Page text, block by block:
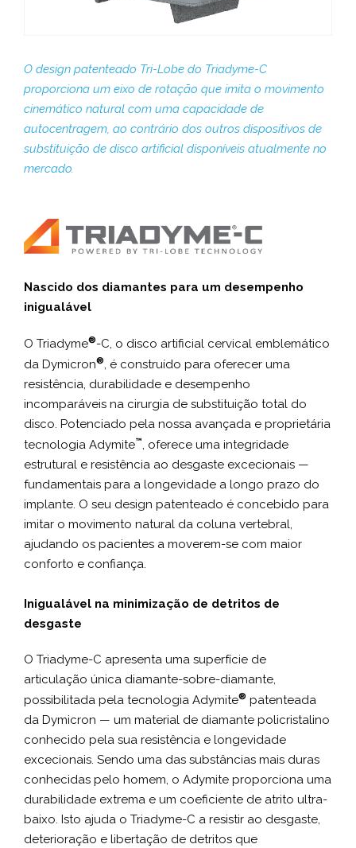
O design patenteado Tri-Lobe do Triadyme-C
proporciona um eixo de rotação que imita o movimento
cinemático natural com uma capacidade de
autocentragem, ao contrário dos outros dispositivos de
substituição de disco artificial disponíveis atualmente no
mercado.
Nascido dos diamantes para um desempenho
inigualável
O Triadyme®-C, o disco artificial cervical emblemático
da Dymicron®, é construído para oferecer uma
resistência, durabilidade e desempenho
incomparáveis na cirurgia de substituição total do
disco. Potenciado pela nossa avançada e proprietária
tecnologia Adymite™, oferece uma integridade
estrutural e resistência ao desgaste excecionais —
fundamentais para a longevidade a longo prazo do
implante. O seu design patenteado é concebido para
imitar o movimento natural da coluna vertebral,
ajudando os pacientes a moverem-se com maior
conforto e confiança.
Inigualável na minimização de detritos de
desgaste
O Triadyme-C apresenta uma superfície de
articulação única diamante-sobre-diamante,
possibilitada pela tecnologia Adymite® patenteada
da Dymicron — um material de diamante policristalino
conhecido pela sua resistência e longevidade
excecionais. Sendo uma das substâncias mais duras
conhecidas pelo homem, o Adymite proporciona uma
durabilidade extrema e um coeficiente de atrito ultra-
baixo. Isto ajuda o Triadyme-C a resistir ao desgaste,
deterioração e libertação de detritos que